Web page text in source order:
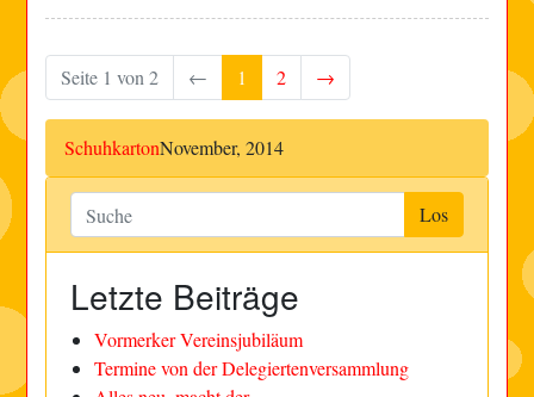
Seite 1 von 2 ← 1 2 →
SchuhkartonNovember, 2014
Letzte Beiträge
Vormerker Vereinsjubiläum
Termine von der Delegiertenversammlung